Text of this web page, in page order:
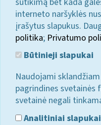
interneto naršyklės
įrašytus slapukus.
politika; Privatumo
Būtinieji slapukai
Naudojami
pagrindines svetainės
svetainė negali
Analitiniai slapukai